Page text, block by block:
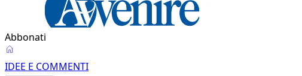
Abbonati
IDEE E COMMENTI